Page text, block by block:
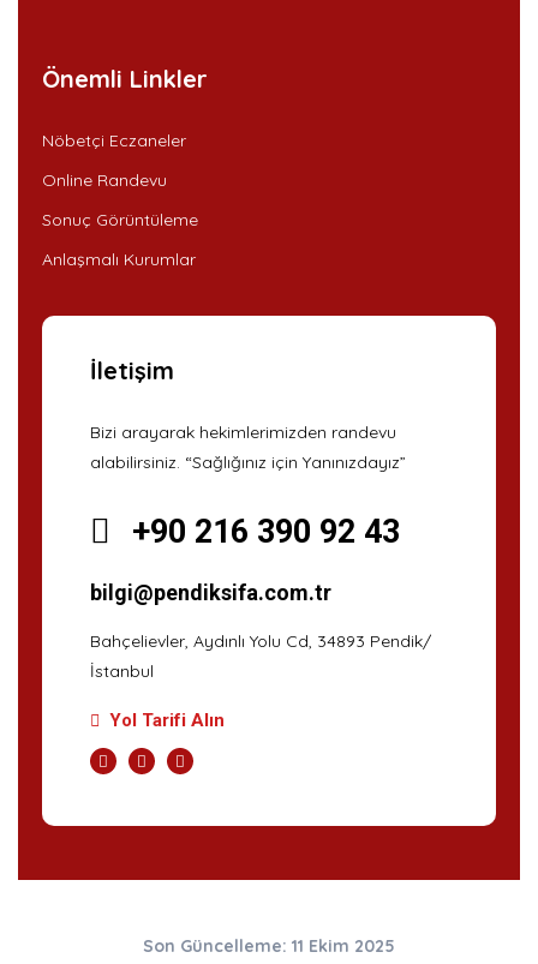
Önemli Linkler
Nöbetçi Eczaneler
Online Randevu
Sonuç Görüntüleme
Anlaşmalı Kurumlar
İletişim
Bizi arayarak hekimlerimizden randevu
alabilirsiniz. “Sağlığınız için Yanınızdayız”
+90 216 390 92 43
bilgi@pendiksifa.com.tr
Bahçelievler, Aydınlı Yolu Cd, 34893 Pendik/
İstanbul
Yol Tarifi Alın
Son Güncelleme: 11 Ekim 2025